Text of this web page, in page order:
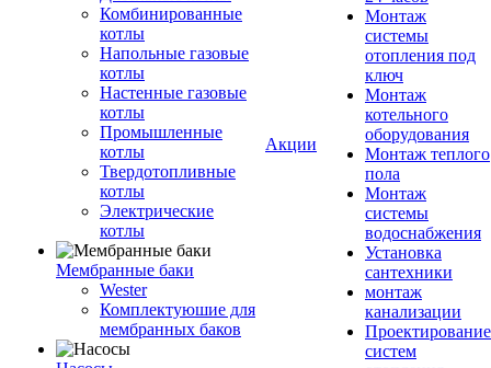
Комбинированные
котлы
Напольные газовые
котлы
Настенные газовые
котлы
Промышленные
котлы
Твердотопливные
котлы
Электрические
котлы
Мембранные баки
Wester
Комплектуюшие для
мембранных баков
Акции
Монтаж
системы
отопления под
ключ
Монтаж
котельного
оборудования
Монтаж теплого
пола
Монтаж
системы
водоснабжения
Установка
сантехники
монтаж
канализации
Проектирование
систем